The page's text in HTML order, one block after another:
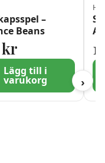
–
Beans
kr
Lägg till i
varukorg ›